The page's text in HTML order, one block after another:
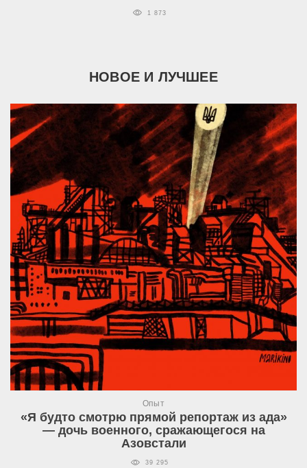
1 873
НОВОЕ И ЛУЧШЕЕ
Опыт
«Я будто смотрю прямой репортаж из ада»
— дочь военного, сражающегося на
Азовстали
39 295